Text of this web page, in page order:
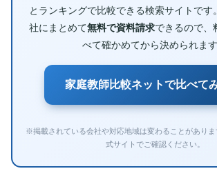
とランキングで比較できる検索サイトです
社にまとめて無料で資料請求できるので、
べて確かめてから決められます
家庭教師比較ネットで比べて
※掲載されている会社や対応地域は変わることがあり
式サイトでご確認ください。